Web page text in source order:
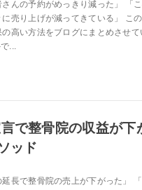
さんの予約がめっきり減った」 「
売り上げが減ってきている」 こ
高い方法をブログにまとめさせて
...
で整骨院の収益が下
ッド
延長で整骨院の売上が下がった」